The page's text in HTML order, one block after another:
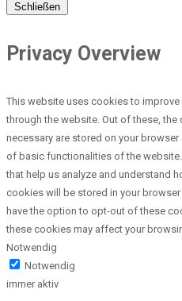
Schließen
Privacy Overview
This website uses cookies to
through the website. Out of these,
necessary are stored on your
of basic functionalities of the
that help us analyze and understand
cookies will be stored in your
have the option to opt-out of these
these cookies may affect your
Notwendig
Notwendig
immer aktiv